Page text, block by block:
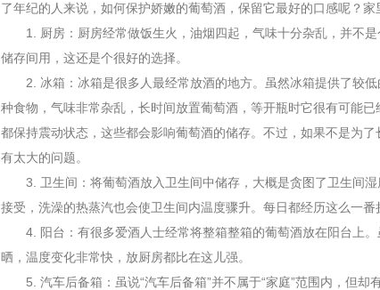
了年纪的人来说，如何保护娇嫩的葡萄酒，保留它最好的口感呢？
1. 厨房：厨房经常做饭生火，油烟四起，气味十分杂乱，并不是
储存间用，这还是个很好的选择。
2. 冰箱：冰箱是很多人最经常放酒的地方。虽然冰箱提供了较低
种食物，气味非常杂乱，长时间放置葡萄酒，等开瓶时它很有可能
都保持震动状态，这些都会影响葡萄酒的储存。不过，如果不是为
有太大的问题。
3. 卫生间：将葡萄酒放入卫生间中储存，大概是贪图了卫生间湿
接受，洗澡的热蒸汽也会使卫生间内温度骤升。每日都经历这么一番
4. 阳台：有很多爱酒人士经常将整箱整箱的葡萄酒放在阳台上。
晒，温度变化非常快，放厨房都比在这儿强。
5. 汽车后备箱：虽说“汽车后备箱”并不属于“家庭”范围内，但却